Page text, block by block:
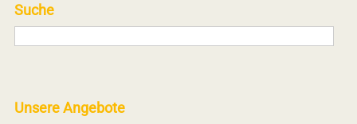
Suche
Unsere Angebote